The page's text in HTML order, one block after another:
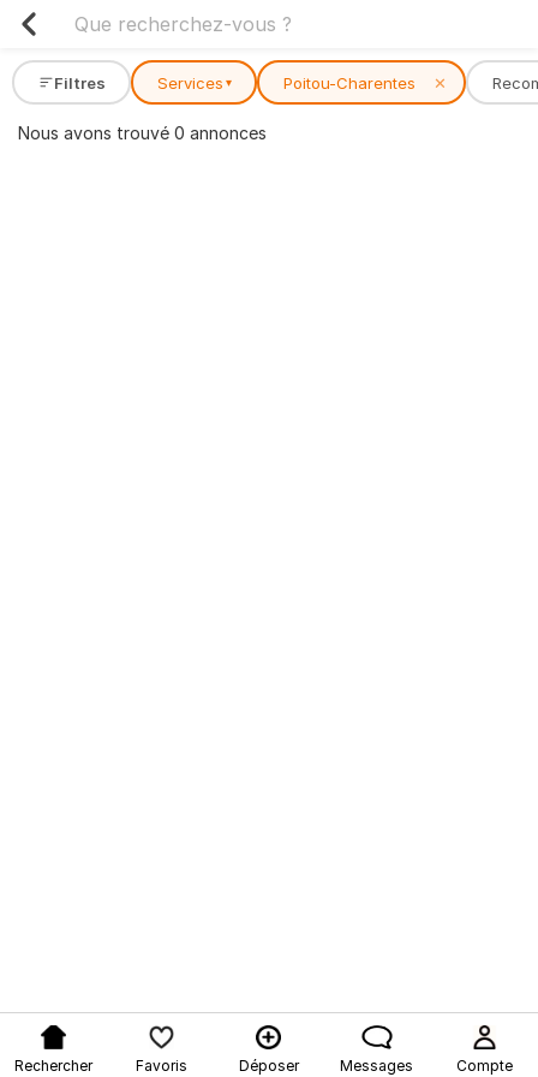
Filtres Services ▾ Poitou-Charentes ✕
Nous avons trouvé 0 annonces
Rechercher Favoris Déposer Messages Compte